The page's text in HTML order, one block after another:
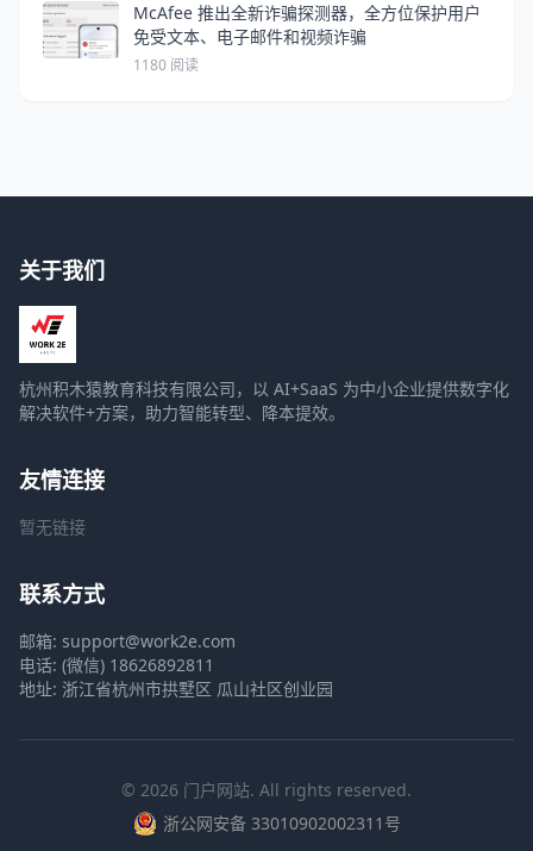
McAfee 推出全新诈骗探测器，全方位保护用户
免受文本、电子邮件和视频诈骗
1180 阅读
关于我们
杭州积木猿教育科技有限公司，以 AI+SaaS 为中小企业提供数字化
解决软件+方案，助力智能转型、降本提效。
友情连接
暂无链接
联系方式
邮箱: support@work2e.com
电话: (微信) 18626892811
地址: 浙江省杭州市拱墅区 瓜山社区创业园
© 2026 门户网站. All rights reserved.
浙公网安备 33010902002311号